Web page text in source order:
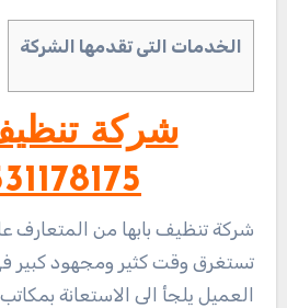
الخدمات التى تقدمها الشركة
شركة
شركة تنظيف بابها من المتعارف عليه أن أعمال التنظيف
تستغرق وقت كثير ومجهود كبير
العميل يلجأ الى الاستعانة